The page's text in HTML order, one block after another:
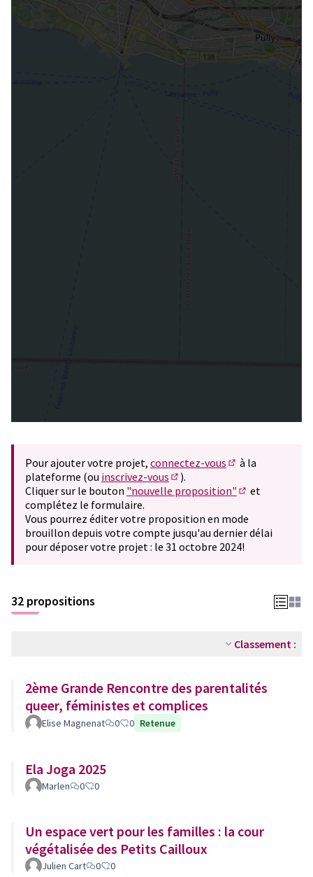
Pour ajouter votre projet, connectez-vous
à la
plateforme (ou inscrivez-vous
(S'ouvre dans un nouvel
).
Cliquer sur le bouton "nouvelle proposition"
et
complétez le formulaire.
Vous pourrez éditer votre proposition en mode
brouillon depuis votre compte jusqu'au dernier délai
pour déposer votre projet : le 31 octobre 2024!
32 propositions
Classement :
2ème Grande Rencontre des parentalités
queer, féministes et complices
Elise Magnenat 0 0 Retenue
Ela Joga 2025
Marlen 0 0
Un espace vert pour les familles : la cour
végétalisée des Petits Cailloux
Julien Cart 0 0